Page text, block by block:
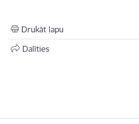
Drukāt lapu
Dalīties